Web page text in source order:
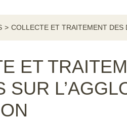
> COLLECTE ET TRAITEMENT DES
ET
SUR